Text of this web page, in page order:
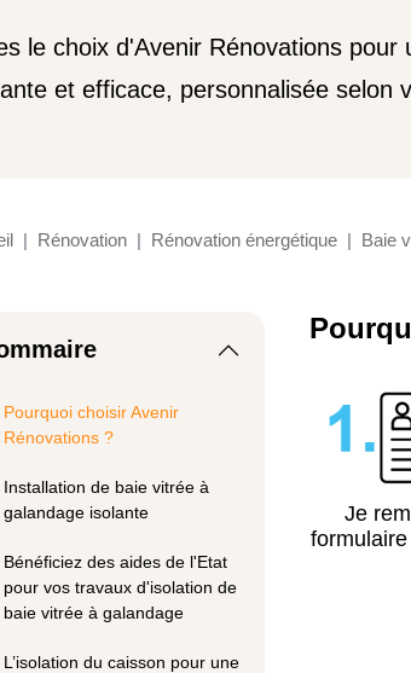
le choix d'Avenir Rénovations pour
et efficace, personnalisée selon
Rénovation Rénovation énergétique Baie
Pourquoi choisir Avenir
Rénovations ?
Installation de baie vitrée à
galandage isolante
Bénéficiez des aides de l'Etat
pour vos travaux d'isolation de
baie vitrée à galandage
L’isolation du caisson pour une
Je